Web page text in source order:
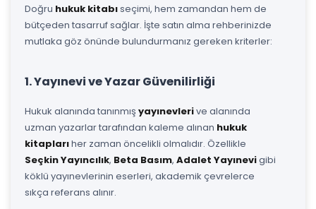
Doğru hukuk kitabıseçimi, hem zamandan hem de
bütçeden tasarruf sağlar. İşte satın alma rehberinizde
mutlaka göz önünde bulundurmanız gereken kriterler:
1. Yayınevi ve Yazar Güvenilirliği
Hukuk alanında tanınmış yayınevlerive alanında
uzman yazarlar tarafından kaleme alınan hukuk
kitaplarıher zaman öncelikli olmalıdır. Özellikle
Seçkin Yayıncılık, Beta Basım, Adalet Yayınevigibi
köklü yayınevlerinin eserleri, akademik çevrelerce
sıkça referans alınır.